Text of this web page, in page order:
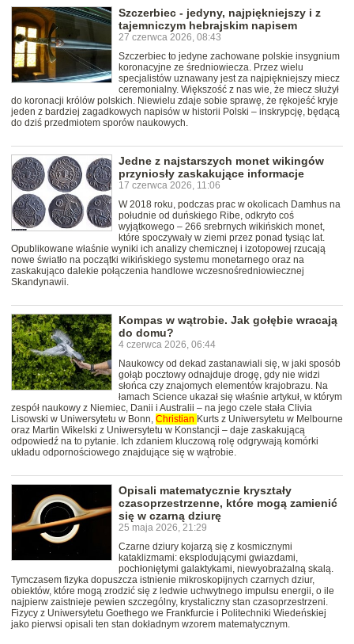
Szczerbiec - jedyny, najpiękniejszy i z
tajemniczym hebrajskim napisem
27 czerwca 2026, 08:43
Szczerbiec to jedyne zachowane polskie insygnium
koronacyjne ze średniowiecza. Przez wielu
specjalistów uznawany jest za najpiękniejszy miecz
ceremonialny. Większość z nas wie, że miecz służył
do koronacji królów polskich. Niewielu zdaje sobie sprawę, że rękojeść kryje
jeden z bardziej zagadkowych napisów w historii Polski – inskrypcję, będącą
do dziś przedmiotem sporów naukowych.
Jedne z najstarszych monet wikingów
przyniosły zaskakujące informacje
17 czerwca 2026, 11:06
W 2018 roku, podczas prac w okolicach Damhus na
południe od duńskiego Ribe, odkryto coś
wyjątkowego – 266 srebrnych wikińskich monet,
które spoczywały w ziemi przez ponad tysiąc lat.
Opublikowane właśnie wyniki ich analizy chemicznej i izotopowej rzucają
nowe światło na początki wikińskiego systemu monetarnego oraz na
zaskakująco dalekie połączenia handlowe wczesnośredniowiecznej
Skandynawii.
Kompas w wątrobie. Jak gołębie wracają
do domu?
4 czerwca 2026, 06:44
Naukowcy od dekad zastanawiali się, w jaki sposób
gołąb pocztowy odnajduje drogę, gdy nie widzi
słońca czy znajomych elementów krajobrazu. Na
łamach Science ukazał się właśnie artykuł, w którym
zespół naukowy z Niemiec, Danii i Australii – na jego czele stała Clivia
Lisowski w Uniwersytetu w Bonn, Christian Kurts z Uniwersytetu w Melbourne
oraz Martin Wikelski z Uniwersytetu w Konstancji – daje zaskakującą
odpowiedź na to pytanie. Ich zdaniem kluczową rolę odgrywają komórki
układu odpornościowego znajdujące się w wątrobie.
Opisali matematycznie kryształy
czasoprzestrzenne, które mogą zamienić
się w czarną dziurę
25 maja 2026, 21:29
Czarne dziury kojarzą się z kosmicznymi
kataklizmami: eksplodującymi gwiazdami,
pochłoniętymi galaktykami, niewyobrażalną skalą.
Tymczasem fizyka dopuszcza istnienie mikroskopijnych czarnych dziur,
obiektów, które mogą zrodzić się z ledwie uchwytnego impulsu energii, o ile
najpierw zaistnieje pewien szczególny, krystaliczny stan czasoprzestrzeni.
Fizycy z Uniwersytetu Goethego we Frankfurcie i Politechniki Wiedeńskiej
jako pierwsi opisali ten stan dokładnym wzorem matematycznym.